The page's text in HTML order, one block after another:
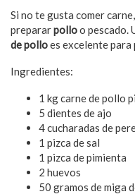
Si no te gusta comer
prepararpolloo pescado.
de polloes excelente para
Ingredientes:
1 kg carne de pollo
5 dientes de ajo
4 cucharadas de
1 pizca de sal
1 pizca de pimienta
2 huevos
50 gramos de miga